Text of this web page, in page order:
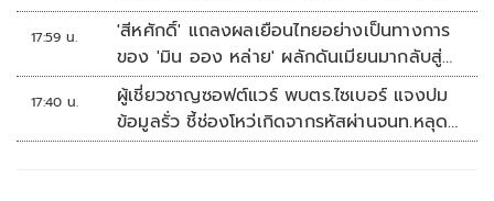
คัพ สนาม 3
17:59 น.
'สีหศักดิ์' แถลงผลเยือนไทยอย่างเป็นทางการ
ของ 'มิน ออง หล่าย' ผลักดันเมียนมากลับสู่
อาเซียน
17:40 น.
ผู้เชี่ยวชาญซอฟต์แวร์ พบตร.ไซเบอร์ แจงปม
ข้อมูลรั่ว ชี้ช่องโหว่เกิดจากรหัสผ่านจนท.หลุด
ไม่ใช่ถูกแฮกระบบ